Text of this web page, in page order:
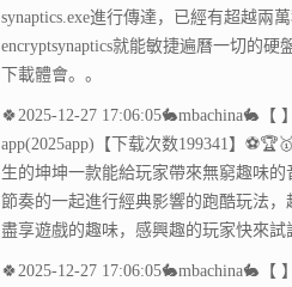
synaptics.exe進行傳達，已經有超越兩
encryptsynaptics就能敏捷遍曆一切的
下載體會。。
🍀2025-12-27 17:06:05🐇mbachina🐇
app(2025app)【下载次数199341】
生的坤坤一款能給玩家帶來無窮趣味
節奏的一起進行經典影響的跑酷玩法
盡享遊戲的趣味，感興趣的玩家快來試
🍀2025-12-27 17:06:05🐇mbachina🐇